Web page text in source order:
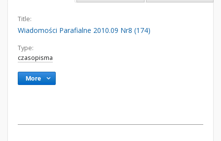
Title:
Wiadomości Parafialne 2010.09 Nr8 (174)
Type:
czasopisma
More